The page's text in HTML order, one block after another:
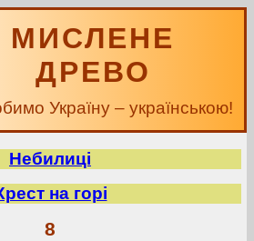
МИСЛЕНЕ
ДРЕВО
Україну – українською!
Небилиці
на горі
8